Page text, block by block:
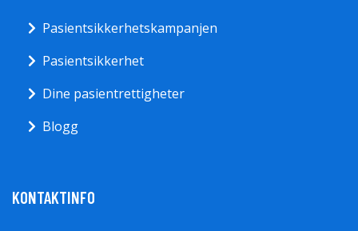
Pasientsikkerhetskampanjen
Pasientsikkerhet
Dine pasientrettigheter
Blogg
KONTAKTINFO